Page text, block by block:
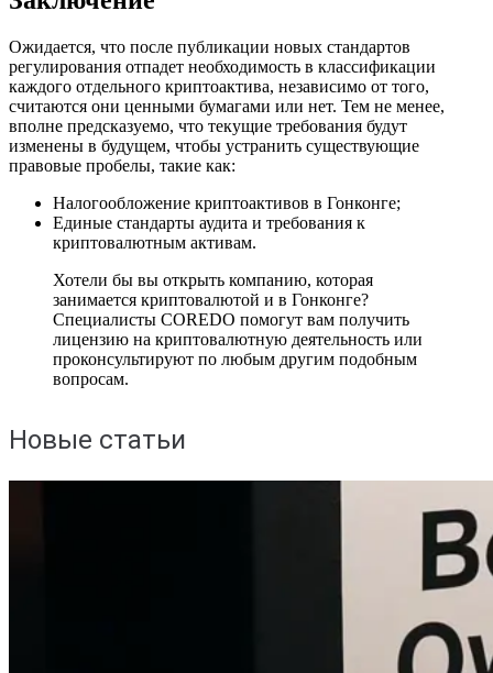
Ожидается, что после публикации новых стандартов
регулирования отпадет необходимость в классификации
каждого отдельного криптоактива, независимо от того,
считаются они ценными бумагами или нет. Тем не менее,
вполне предсказуемо, что текущие требования будут
изменены в будущем, чтобы устранить существующие
правовые пробелы, такие как:
Налогообложение криптоактивов в Гонконге;
Единые стандарты аудита и требования к
криптовалютным активам.
Хотели бы вы открыть компанию, которая
занимается криптовалютой и в Гонконге?
Специалисты COREDO помогут вам получить
лицензию на криптовалютную деятельность или
проконсультируют по любым другим подобным
вопросам.
Новые статьи